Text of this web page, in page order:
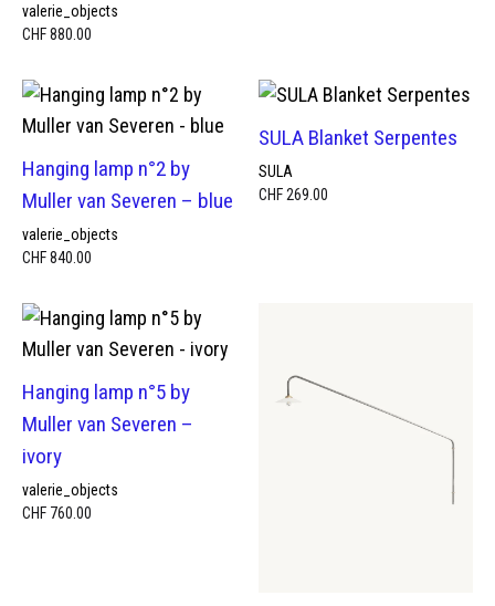
valerie_objects
CHF880.00
Hanging lamp n°2 by
Muller van Severen – blue
valerie_objects
CHF840.00
SULA Blanket Serpentes
SULA
CHF 269.00
Hanging lamp n°5 by
Muller van Severen –
ivory
valerie_objects
CHF 760.00